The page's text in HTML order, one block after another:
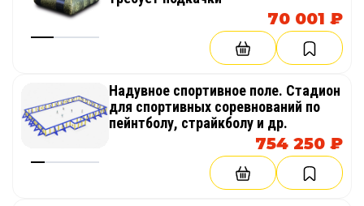
70 001 ₽
Надувное спортивное поле. Стадион
для спортивных соревнований по
пейнтболу, страйкболу и др.
754 250 ₽